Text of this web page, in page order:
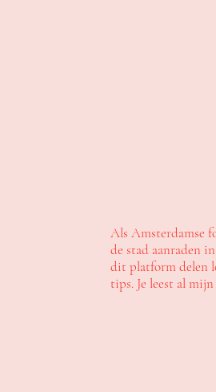
Als Amsterdamse
de stad aanraden
dit platform delen
tips. Je leest al